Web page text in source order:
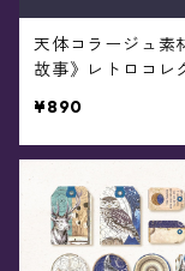
天体コラージュ素
故事》レトロコレ
¥890